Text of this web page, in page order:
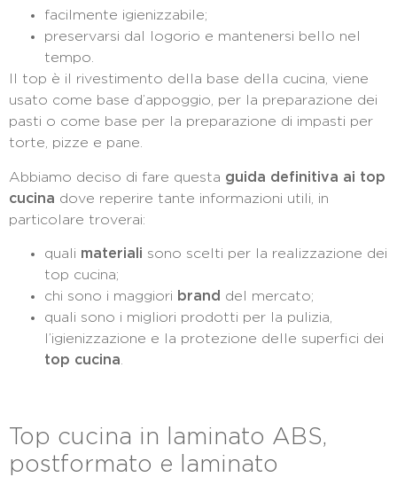
facilmente igienizzabile;
preservarsi dal logorio e mantenersi bello nel
tempo.
Il top è il rivestimento della base della cucina, viene
usato come base d’appoggio, per la preparazione dei
pasti o come base per la preparazione di impasti per
torte, pizze e pane.
Abbiamo deciso di fare questa guida definitiva ai top
cucina dove reperire tante informazioni utili, in
particolare troverai:
quali materiali sono scelti per la realizzazione dei
top cucina;
chi sono i maggiori brand del mercato;
quali sono i migliori prodotti per la pulizia,
l’igienizzazione e la protezione delle superfici dei
top cucina
Top cucina in laminato ABS,
postformato e laminato